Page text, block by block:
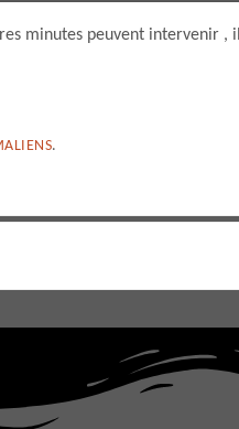
minutes peuvent intervenir ,
.